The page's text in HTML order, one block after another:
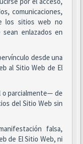
comunicaciones,
los sitios web no
enlazados en
desde una
al Sitio Web de El
parcialmente— de
del Sitio Web sin
falsa,
de El Sitio Web, ni